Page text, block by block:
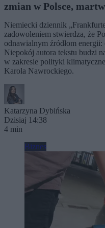
zmian w Polsce,
Niemiecki dziennik
zadowoleniem stwierdza, że
odnawialnym źródłom
Niepokój autora tekstu budzi
w zakresie polityki
Karola Nawrockiego.
Katarzyna Dybińska
Dzisiaj 14:38
4 min
Biznes